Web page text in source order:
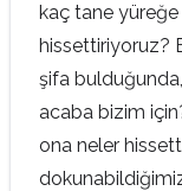
kaç tane
hissettiriyoruz?
şifa
acaba bizim
ona neler